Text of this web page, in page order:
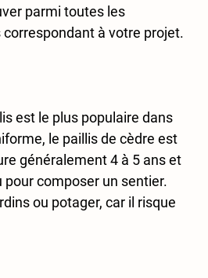
parmi toutes les
à votre projet.
est le plus populaire dans
le paillis de cèdre est
généralement 4 à 5 ans et
pour composer un sentier.
ou potager, car il risque